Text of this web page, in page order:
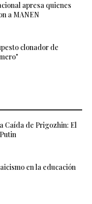
apresa quienes
a MANEN
clonador de
Caída de Prigozhin: El
en la educación